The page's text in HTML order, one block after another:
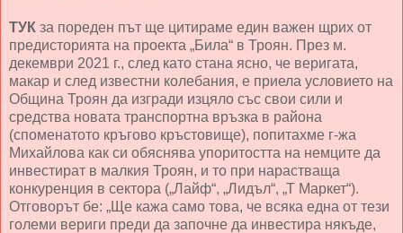
ТУК за пореден път ще цитираме един важен щрих от
предисторията на проекта „Била“ в Троян. През м.
декември 2021 г., след като стана ясно, че веригата,
макар и след известни колебания, е приела условието на
Община Троян да изгради изцяло със свои сили и
средства новата транспортна връзка в района
(споменатото кръгово кръстовище), попитахме г-жа
Михайлова как си обяснява упоритостта на немците да
инвестират в малкия Троян, и то при нарастваща
конкуренция в сектора („Лайф“, „Лидъл“, „Т Маркет“).
Отговорът бе: „Ще кажа само това, че всяка една от тези
големи вериги преди да започне да инвестира някъде,